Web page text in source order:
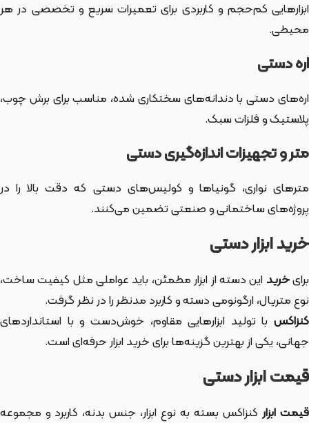
ابزارهایی کم‌حجم و کاربردی برای تعمیرات سریع و تخصصی در هر
محیطی.
اره دستی
اره‌های دستی با دندانه‌های سختکاری شده، مناسب برای برش چوب،
پلاستیک و فلزات سبک.
متر و تجهیزات اندازه‌گیری دستی
مترهای نواری، گونیاها و کولیس‌های دستی که دقت بالا را در
پروژه‌های ساختمانی و صنعتی تضمین می‌کنند.
خرید ابزار دستی
برایخرید این دسته از ابزارمطمئن، باید عواملی مثل کیفیت ساخت،
نوع متریال، ارگونومی دسته و کاربرد مدنظر را در نظر گرفت.
کنزاکس با تولید ابزارهایی مقاوم، خوش‌دست و با استانداردهای
جهانی، یکی از بهترین گزینه‌ها برای خرید ابزار حرفه‌ای است.
قیمت ابزار دستی
قیمت ابزار کنزاکس بسته به نوع ابزار، جنس بدنه، کاربرد و مجموعه